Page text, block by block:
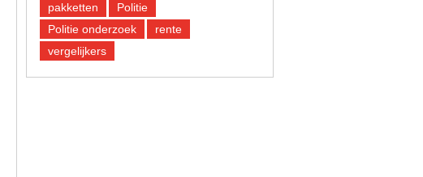
pakketten
Politie
Politie onderzoek
rente
vergelijkers